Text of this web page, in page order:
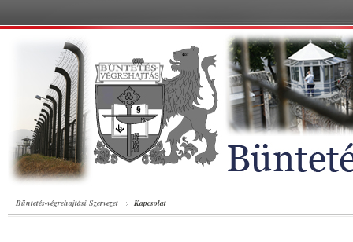
Büntetés-végrehajtási Szervezet Kapcsolat